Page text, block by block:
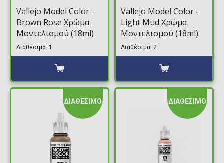
Vallejo Model Color -
Brown Rose Χρώμα
Μοντελισμού (18ml)
Διαθέσιμα: 1
Vallejo Model Color -
Light Mud Χρώμα
Μοντελισμού (18ml)
Διαθέσιμα: 2
ΔΙΑΘΕΣΙΜΟ ΔΙΑΘΕΣΙΜΟ